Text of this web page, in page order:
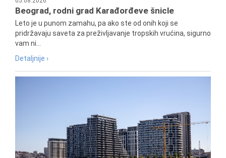
Beograd, rodni grad Karađorđeve šnicle
Leto je u punom zamahu, pa ako ste od onih koji se
pridržavaju saveta za preživljavanje tropskih vrućina, sigurno
vam ni...
Detaljnije ›